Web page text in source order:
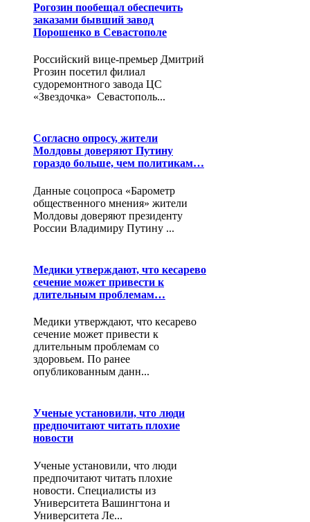
Рогозин пообещал обеспечить
заказами бывший завод
Порошенко в Севастополе
Российский вице-премьер Дмитрий
Ргозин посетил филиал
судоремонтного завода ЦС
«Звездочка» Севастополь...
Согласно опросу, жители
Молдовы доверяют Путину
гораздо больше, чем политикам…
Данные соцопроса «Барометр
общественного мнения» жители
Молдовы доверяют президенту
России Владимиру Путину ...
Медики утверждают, что кесарево
сечение может привести к
длительным проблемам…
Медики утверждают, что кесарево
сечение может привести к
длительным проблемам со
здоровьем. По ранее
опубликованным данн...
Ученые установили, что люди
предпочитают читать плохие
новости
Ученые установили, что люди
предпочитают читать плохие
новости. Специалисты из
Университета Вашингтона и
Университета Ле...